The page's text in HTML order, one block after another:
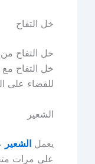
خل التفاح
خل التفاح من
خل التفاح
للقضاء على
الشعير
يعمل الشعير
على مرات